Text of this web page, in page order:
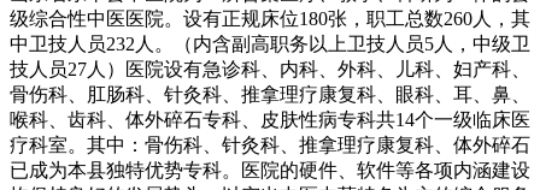
级综合性中医医院。设有正规床位180张，职工总数260人，其
中卫技人员232人。（内含副高职务以上卫技人员5人，中级卫
技人员27人）医院设有急诊科、内科、外科、儿科、妇产科、
骨伤科、肛肠科、针灸科、推拿理疗康复科、眼科、耳、鼻、
喉科、齿科、体外碎石专科、皮肤性病专科共14个一级临床医
疗科室。其中：骨伤科、针灸科、推拿理疗康复科、体外碎石
已成为本县独特优势专科。医院的硬件、软件等各项内涵建设